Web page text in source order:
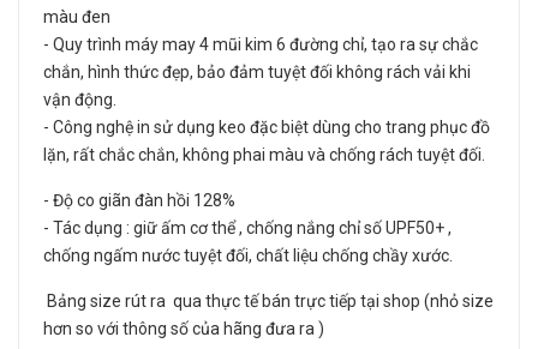
màu đen
- Quy trình máy may 4 mũi kim 6 đường chỉ, tạo ra sự chắc
chắn, hình thức đẹp, bảo đảm tuyệt đối không rách vải khi
vận động.
- Công nghệ in sử dụng keo đặc biệt dùng cho trang phục đồ
lặn, rất chắc chắn, không phai màu và chống rách tuyệt đối.
- Độ co giãn đàn hồi 128%
- Tác dụng : giữ ấm cơ thể , chống nắng chỉ số UPF50+ ,
chống ngấm nước tuyệt đối, chất liệu chống chầy xước.
Bảng size rút ra qua thực tế bán trực tiếp tại shop (nhỏ size
hơn so với thông số của hãng đưa ra )